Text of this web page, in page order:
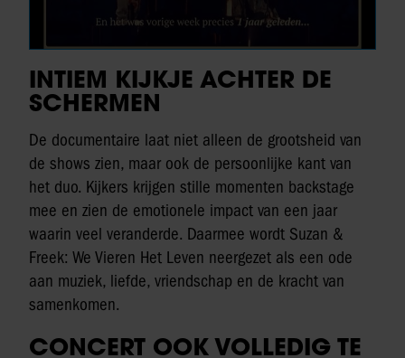
INTIEM KIJKJE ACHTER DE
SCHERMEN
De documentaire laat niet alleen de grootsheid van
de shows zien, maar ook de persoonlijke kant van
het duo. Kijkers krijgen stille momenten backstage
mee en zien de emotionele impact van een jaar
waarin veel veranderde. Daarmee wordt Suzan &
Freek: We Vieren Het Leven neergezet als een ode
aan muziek, liefde, vriendschap en de kracht van
samenkomen.
CONCERT OOK VOLLEDIG TE